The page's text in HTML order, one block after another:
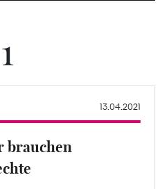
1
13.04.2021
brauchen